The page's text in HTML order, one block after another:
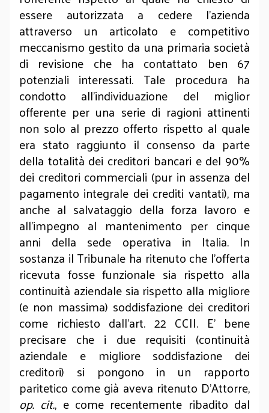
essere autorizzata a cedere l’azienda
attraverso un articolato e competitivo
meccanismo gestito da una primaria società
di revisione che ha contattato ben 67
potenziali interessati. Tale procedura ha
condotto all’individuazione del miglior
offerente per una serie di ragioni attinenti
non solo al prezzo offerto rispetto al quale
era stato raggiunto il consenso da parte
della totalità dei creditori bancari e del 90%
dei creditori commerciali (pur in assenza del
pagamento integrale dei crediti vantati), ma
anche al salvataggio della forza lavoro e
all’impegno al mantenimento per cinque
anni della sede operativa in Italia. In
sostanza il Tribunale ha ritenuto che l’offerta
ricevuta fosse funzionale sia rispetto alla
continuità aziendale sia rispetto alla migliore
(e non massima) soddisfazione dei creditori
come richiesto dall’art. 22 CCII. E’ bene
precisare che i due requisiti (continuità
aziendale e migliore soddisfazione dei
creditori) si pongono in un rapporto
paritetico come già aveva ritenuto D’Attorre,
op. cit., e come recentemente ribadito dal